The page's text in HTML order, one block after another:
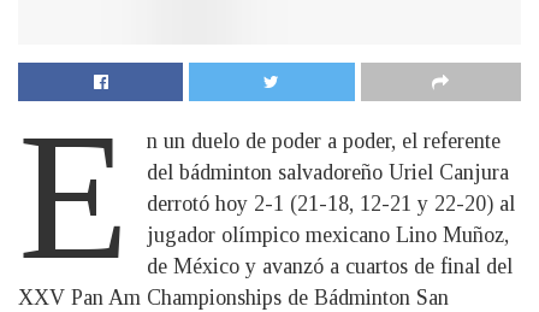
E
n un duelo de poder a poder, el referente
del bádminton salvadoreño Uriel Canjura
derrotó hoy 2-1 (21-18, 12-21 y 22-20) al
jugador olímpico mexicano Lino Muñoz,
de México y avanzó a cuartos de final del
XXV Pan Am Championships de Bádminton San